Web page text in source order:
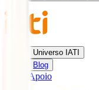
Universo IATI
Blog
Apoio